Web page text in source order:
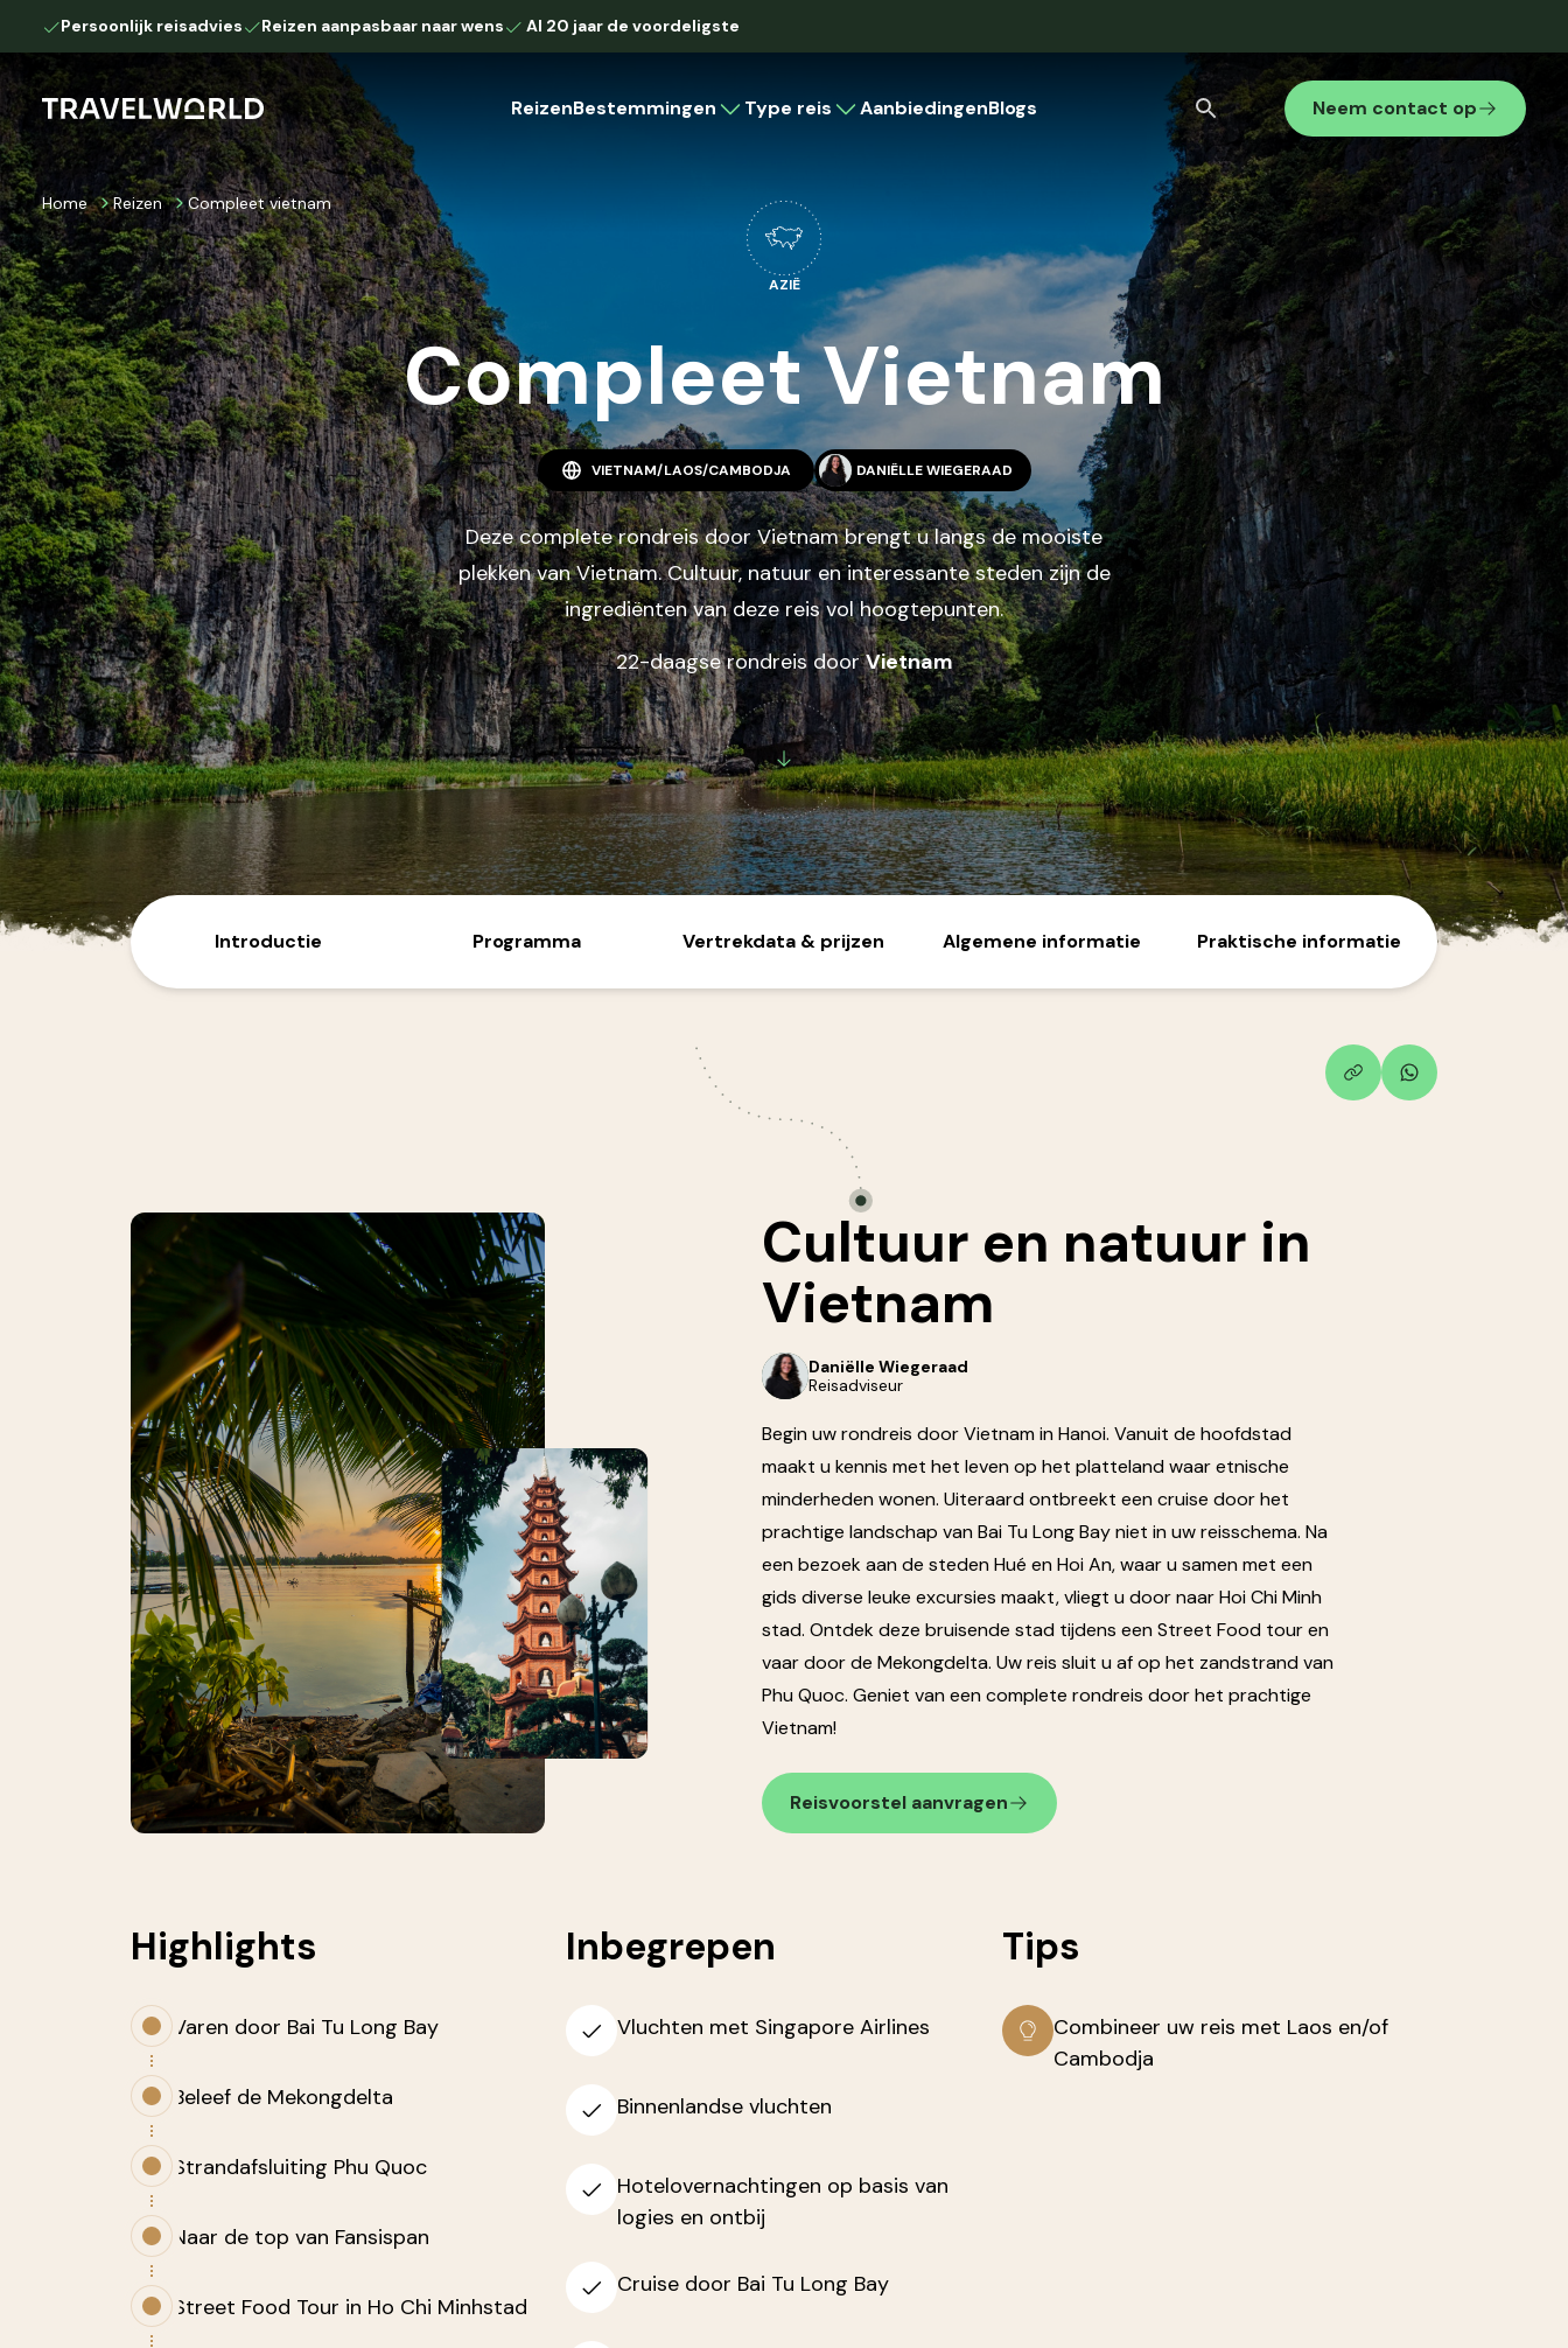
Persoonlijk reisadvies Reizen aanpasbaar naar wens Al 20 jaar de voordeligste
ReizenBestemmingen
Afrika
Botswana
Kenia
Namibië
Tanzania
Zuid-Afrika
Europa
IJsland
Lapland
Down Under
Australië
Nieuw-Zeeland
Azië
Bali/Indonesië
India
Japan
Sri Lanka
Singapore
Thailand
Vietnam/Laos/Cambodja
Latijns-Amerika
Brazilië
Colombia
Costa Rica
Mexico
Panama
Midden-Oosten
Jordanië
Verenigde Arabische
Emiraten
Noord-Amerika
Canada
Verenigde Staten
Type reis
Camperreis Autoreis Strandvakantie Stedenreis Internationaal gezelschap
AanbiedingenBlogs
Bekijk alle zoekresultaten
Neem contact op
Home Reizen Compleet vietnam
AZIË
Compleet Vietnam
VIETNAM/LAOS/CAMBODJA DANIËLLE WIEGERAAD
Deze complete rondreis door Vietnam brengt u langs de mooiste
plekken van Vietnam. Cultuur, natuur en interessante steden zijn de
ingrediënten van deze reis vol hoogtepunten.
22-daagse rondreis doorVietnam
Introductie Programma Vertrekdata & prijzen Algemene informatie Praktische informatie
Cultuur en natuur in
Vietnam
Daniëlle Wiegeraad
Reisadviseur
Begin uw rondreis door Vietnam in Hanoi. Vanuit de hoofdstad
maakt u kennis met het leven op het platteland waar etnische
minderheden wonen. Uiteraard ontbreekt een cruise door het
prachtige landschap van Bai Tu Long Bay niet in uw reisschema. Na
een bezoek aan de steden Hué en Hoi An, waar u samen met een
gids diverse leuke excursies maakt, vliegt u door naar Hoi Chi Minh
stad. Ontdek deze bruisende stad tijdens een Street Food tour en
vaar door de Mekongdelta. Uw reis sluit u af op het zandstrand van
Phu Quoc. Geniet van een complete rondreis door het prachtige
Vietnam!
Reisvoorstel aanvragen
Highlights
Varen door Bai Tu Long Bay
Beleef de Mekongdelta
Strandafsluiting Phu Quoc
Naar de top van Fansispan
Street Food Tour in Ho Chi Minhstad
Inbegrepen
Vluchten met Singapore Airlines
Binnenlandse vluchten
Hotelovernachtingen op basis van
logies en ontbij
Cruise door Bai Tu Long Bay
Tips
Combineer uw reis met Laos en/of
Cambodja